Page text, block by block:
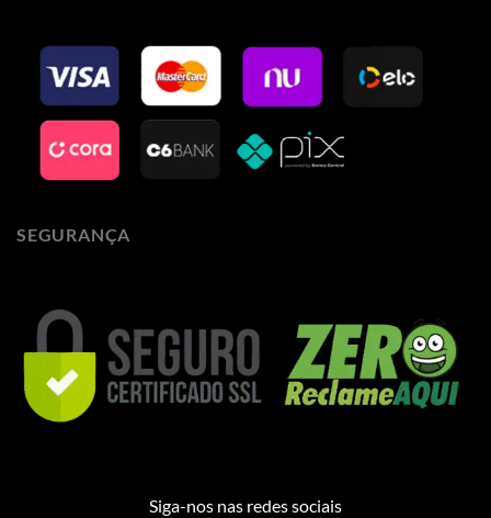
SEGURANÇA
Siga-nos nas redes sociais